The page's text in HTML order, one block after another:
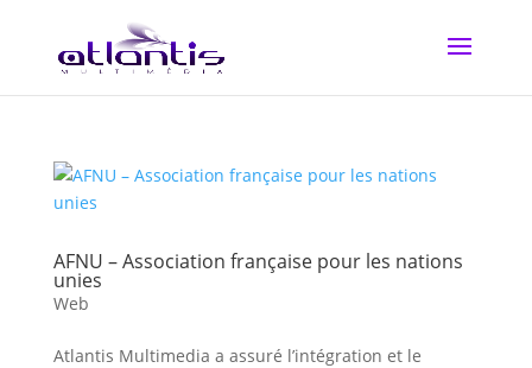
AFNU – Association française pour les nations
unies
Web
Atlantis Multimedia a assuré l’intégration et le